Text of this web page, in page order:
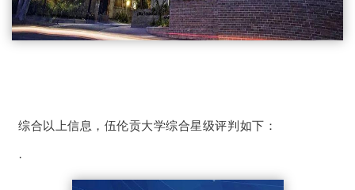
综合以上信息，伍伦贡大学综合星级评判如下：
·